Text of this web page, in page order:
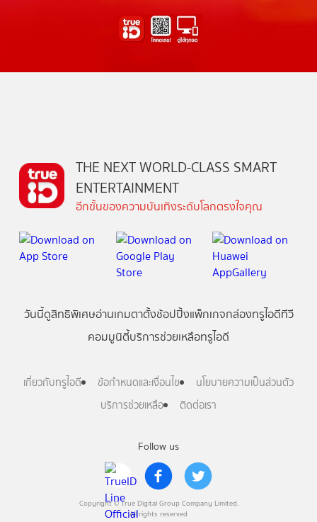
Follow us
Copyright © True Digital Group Company Limited.
All rights reserved
THE NEXT WORLD-CLASS SMART
ENTERTAINMENT
อีกขั้นของความบันเทิงระดับโลกตรงใจคุณ
วันนี้ดูสิทธิพิเศษอ่านเกมตาตั้งช้อปปิ้งแพ็กเกจกล่องทรูไอดีทีวี
คอมมูนิตี้บริการช่วยเหลือทรูไอดี
เกี่ยวกับทรูไอดี ข้อกำหนดและเงื่อนไข
นโยบายความเป็นส่วนตัว
บริการช่วยเหลือ
ติดต่อเรา